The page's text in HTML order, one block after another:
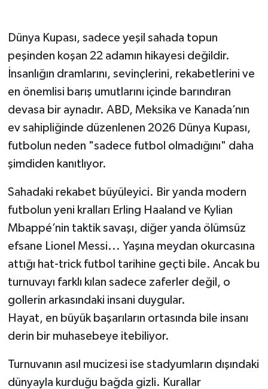
​Dünya Kupası, sadece yeşil sahada topun
peşinden koşan 22 adamın hikayesi değildir.
İnsanlığın dramlarını, sevinçlerini, rekabetlerini ve
en önemlisi barış umutlarını içinde barındıran
devasa bir aynadır. ABD, Meksika ve Kanada’nın
ev sahipliğinde düzenlenen 2026 Dünya Kupası,
futbolun neden "sadece futbol olmadığını" daha
şimdiden kanıtlıyor.
​Sahadaki rekabet büyüleyici. Bir yanda modern
futbolun yeni kralları Erling Haaland ve Kylian
Mbappé’nin taktik savaşı, diğer yanda ölümsüz
efsane Lionel Messi... Yaşına meydan okurcasına
attığı hat-trick futbol tarihine geçti bile. Ancak bu
turnuvayı farklı kılan sadece zaferler değil, o
gollerin arkasındaki insani duygular.
Hayat, en büyük başarıların ortasında bile insanı
derin bir muhasebeye itebiliyor.
​Turnuvanın asıl mucizesi ise stadyumların dışındaki
dünyayla kurduğu bağda gizli. Kurallar